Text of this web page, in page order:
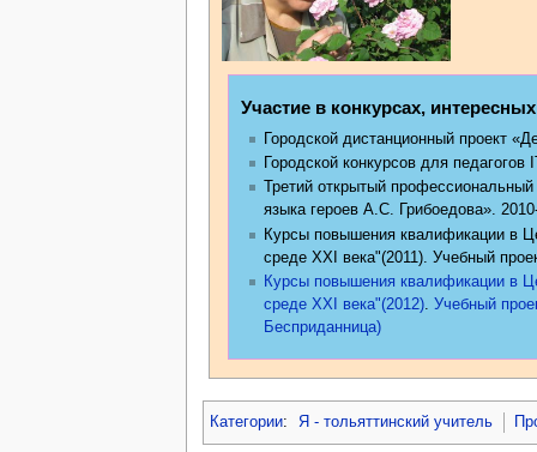
Участие в конкурсах,
Городской дистанционный проект
Городской конкурсов для
Третий открытый
языка героев А.С. Грибоедова».
Курсы повышения квалификации в
среде XXI века"(2011). Учебный
Курсы повышения квалификации в
среде XXI века"(2012).Учебный
Бесприданница)
Категории: Я - тольяттинский учитель